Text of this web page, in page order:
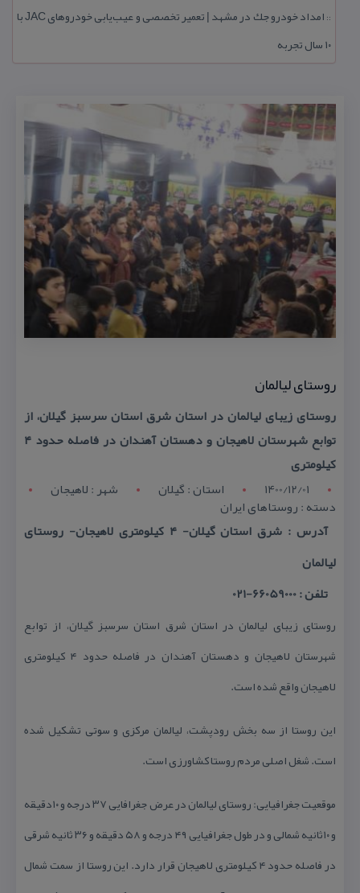
::
امداد خودرو جك در مشهد | تعمیر تخصصی و عیب‌یابی خودروهای JAC با
۱۰ سال تجربه
روستای لیالمان
روستای زیبای لیالمان در استان شرق استان سرسبز گیلان، از
توابع شهرستان لاهیجان و دهستان آهندان در فاصله حدود ۴
كیلومتری
1400/12/01
استان : گيلان شهر : لاهيجان
دسته : روستاهای ایران
آدرس : شرق استان گیلان- ۴ كیلومتری لاهیجان- روستای
لیالمان
تلفن : 66059000-021
روستای زیبای لیالمان در استان شرق استان سرسبز گیلان، از توابع
شهرستان لاهیجان و دهستان آهندان در فاصله حدود ۴ كیلومتری
لاهیجان واقع شده است.
این روستا از سه بخش رودپشت، لیالمان مركزی و سوتی تشكیل شده
است. شغل اصلی مردم روستا كشاورزی است.
موقعیت جغرافیایی: روستای لیالمان در عرض جغرافایی ۳۷ درجه و ۱۰دقیقه
و ۱۰ثانیه شمالی و در طول جغرافیایی ۴۹ درجه و ۵۸ دقیقه و ۳۶ ثانیه شرقی
در فاصله حدود ۴ كیلومتری لاهیجان قرار دارد. این روستا از سمت شمال